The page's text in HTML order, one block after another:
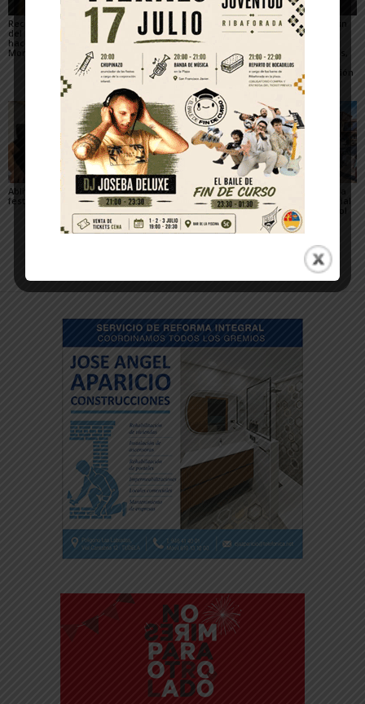
Recuperado un relieve
del siglo XVI robado
hace 16 años del
Monasterio de Fitero
Fustiñana no invitará a
los miembros del
Gobierno de Navarra a
los actos oficiales de
sus fiestas por el cierre
de las Urgencias
Arguedas presenta un
completo programa
actividades científicas,
visitas guiadas,
concierto y observación
de las Perseidas
Ablitas abre el verano
festivo con sus peras
María Preciado,
concejala de Cadreita:
«Queremos unas fiestas
en las que todo el
mundo encuentre su
Sendaviva presenta la
programación especial
del eclipse total de Sol
del 12 de agosto